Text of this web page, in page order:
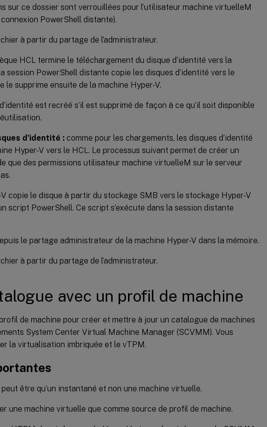
sur ce dossier sont verrouillées pour l’utilisateur machine virtuelleM
PowerShell distante).
à partir du partage de l’administrateur.
HCL termine le téléchargement du disque d’identité vers la
session PowerShell distante copie les disques d’identité vers le
le supprime ensuite de la machine Hyper-V.
est recréé s’il est supprimé de façon à ce qu’il soit disponible
d’identité : comme pour les chargements, les disques d’identité
Hyper-V vers le HCL. Le processus suivant permet de créer un
que des permissions utilisateur machine virtuelleM sur le serveur
copie le disque à partir du stockage SMB vers le stockage Hyper-V
script PowerShell. Ce script s’exécute dans la session distante
le partage administrateur de la machine Hyper-V dans la mémoire.
à partir du partage de l’administrateur.
avec un profil de machine
de machine pour créer et mettre à jour un catalogue de machines
System Center Virtual Machine Manager (SCVMM). Vous
la virtualisation imbriquée et le vTPM.
peut être qu’un instantané et non une machine virtuelle.
une machine virtuelle que comme source de profil de machine.